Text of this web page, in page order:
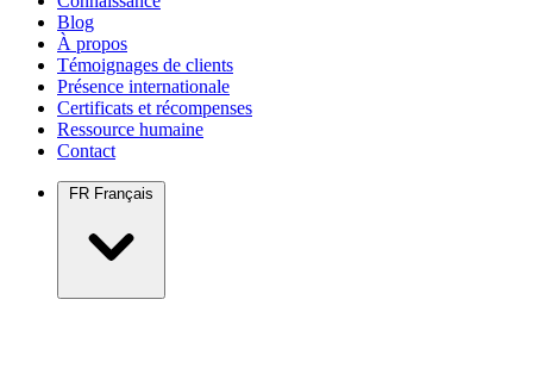
Blog
À propos
Témoignages de clients
Présence internationale
Certificats et récompenses
Ressource humaine
Contact
FR Français